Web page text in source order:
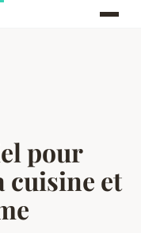
pour
cuisine et